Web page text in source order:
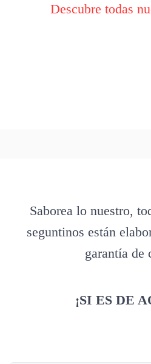
Descubre todas
Saborea lo nuestro,
seguntinos están
garantía de
¡SI ES DE